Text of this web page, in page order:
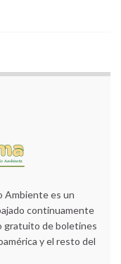
Ambiente es un
continuamente
gratuito de boletines
y el resto del